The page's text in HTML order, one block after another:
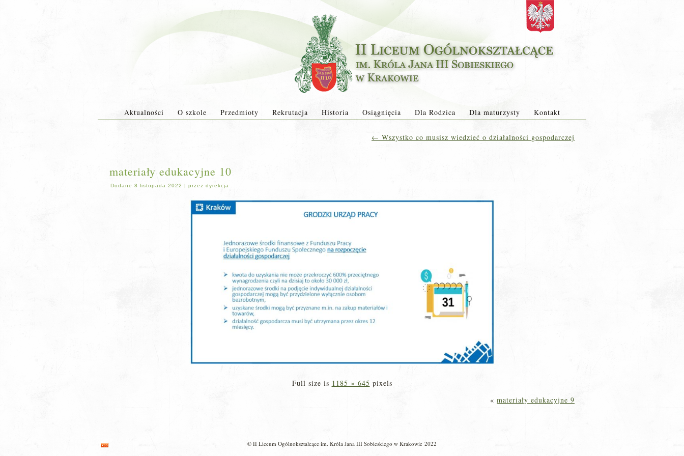
Aktualności O szkole Przedmioty Rekrutacja Historia Osiągnięcia Dla Rodzica Dla maturzysty Kontakt
← Wszystko co musisz wiedzieć o działalności gospodarczej
materiały edukacyjne 10
Dodane 8 listopada 2022 | przez dyrekcja
Full size is 1185 × 645 pixels
« materiały edukacyjne 9
© II Liceum Ogólnokształcące im. Króla Jana III Sobieskiego w Krakowie 2022